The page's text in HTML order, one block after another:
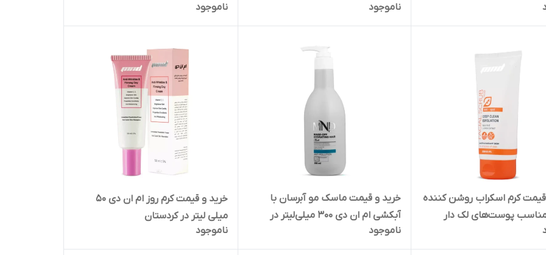
میلی لیتر ام ان دی در تهران
ناموجود
ناموجود
کرم اسکراب روشن کننده
پوست‌های لک دار
انواع پوست) ام ان دی
خرید و قیمت ماسک مو آبرسان با
آبکشی ام ان دی 300 میلی‌لیتر در
تهران
ناموجود
خرید و قیمت کرم روز ام ان دی 50
میلی لیتر در کردستان
ناموجود